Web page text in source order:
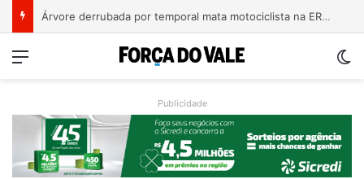
Bebê de um mês se engasga e é socorrido por bombeiros em Teutônia
Menu
Publicidade